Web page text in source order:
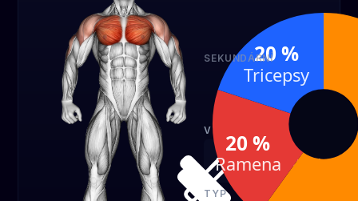
60 %
SEKUNDÁRNÍ
Ramena
20 %
VYBAVENÍ
Jednoručky
TYP
20 %
Ramena
20 %
Tricepsy